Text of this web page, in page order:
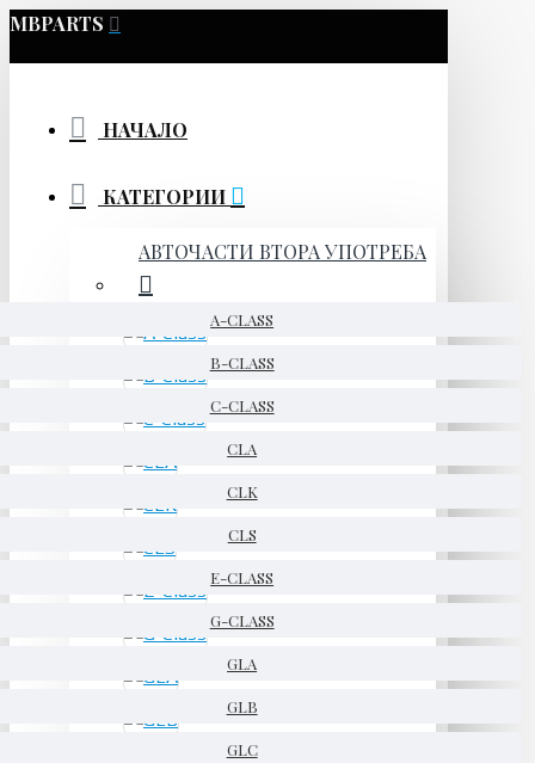
MBPARTS
НАЧАЛО
КАТЕГОРИИ
АВТОЧАСТИ ВТОРА УПОТРЕБА
A-CLASS
B-CLASS
C-CLASS
CLA
CLK
CLS
E-CLASS
G-CLASS
GLA
GLB
GLC